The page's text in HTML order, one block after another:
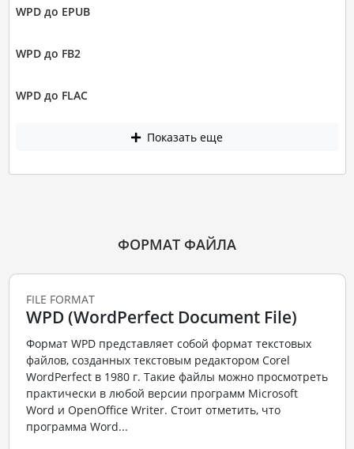
WPD до EPUB
WPD до FB2
WPD до FLAC
Показать еще
ФОРМАТ ФАЙЛА
FILE FORMAT
WPD (WordPerfect Document File)
Формат WPD представляет собой формат текстовых
файлов, созданных текстовым редактором Corel
WordPerfect в 1980 г. Такие файлы можно просмотреть
практически в любой версии программ Microsoft
Word и OpenOffice Writer. Стоит отметить, что
программа Word...